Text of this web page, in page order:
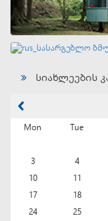
სიახლეების
Mon
Tue
3
4
10
11
17
18
24
25